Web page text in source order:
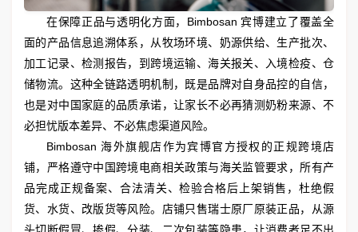
在保障正品与透明化方面，Bimbosan 宾博建立了覆盖全
面的产品信息追溯体系，从牧场环境、奶源供给、生产批次、
加工记录、检测报告，到跨境运输、海关报关、入境检疫、仓
储物流。这种全链路透明机制，既是品牌对自身品控的自信，
也是对中国家庭的品质承诺，让家长不必再猜测奶粉来源、不
必担忧版本差异、不必焦虑渠道风险。
Bimbosan 海外旗舰店作为宾博官方授权的正规跨境店
铺，严格遵守中国跨境电商相关政策与海关监管要求，所有产
品完成正规备案、合法清关、检验合格后上架销售，杜绝假
货、水货、改版货等风险。店铺只售瑞士原厂原装正品，从源